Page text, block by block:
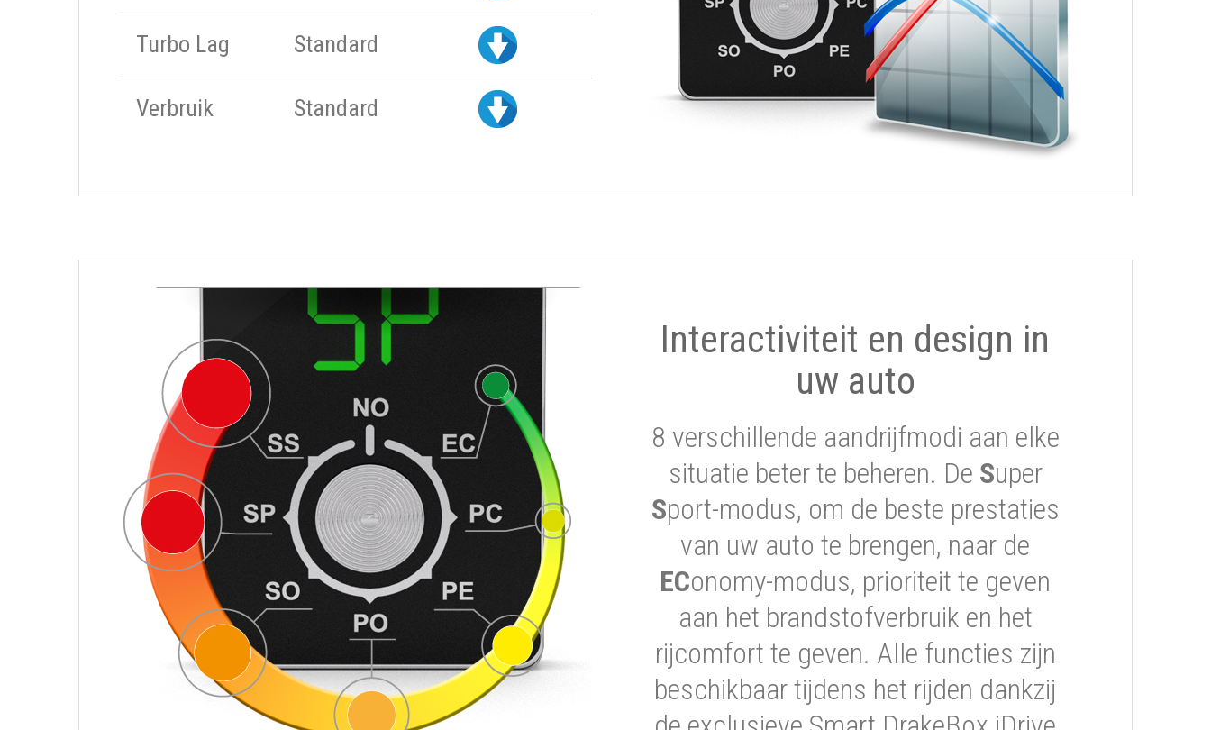
Turbo Lag Standard
Verbruik Standard
Interactiviteit en design in
uw auto
8 verschillende aandrijfmodi aan elke
situatie beter te beheren. De Super
Sport-modus, om de beste prestaties
van uw auto te brengen, naar de
EConomy-modus, prioriteit te geven
aan het brandstofverbruik en het
rijcomfort te geven. Alle functies zijn
beschikbaar tijdens het rijden dankzij